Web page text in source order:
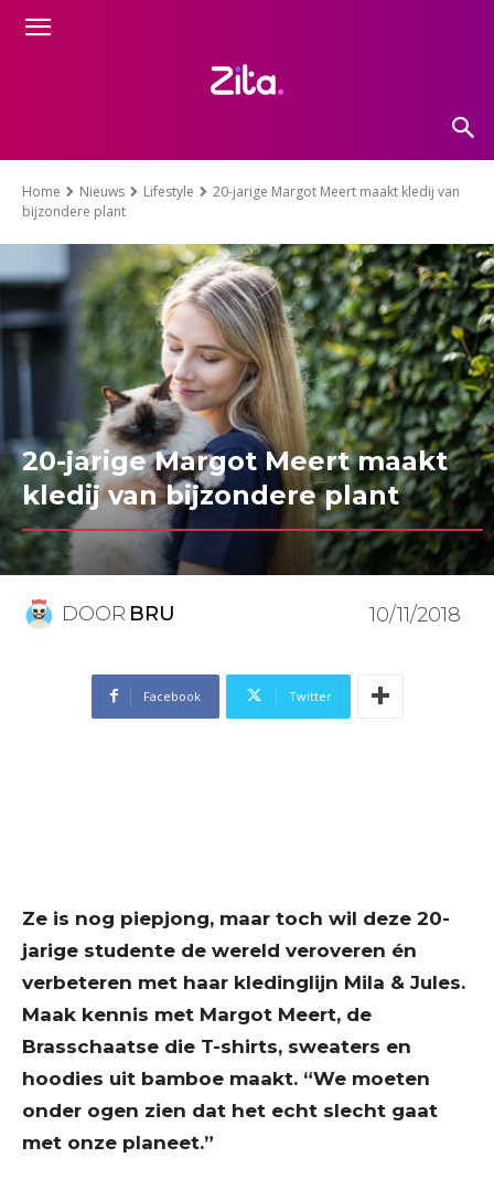
Home Nieuws Lifestyle
20-jarige Margot Meert maakt kledij van
bijzondere plant
20-jarige Margot Meert maakt
kledij van bijzondere plant
DOOR BRU 10/11/2018
Facebook Twitter
Ze is nog piepjong, maar toch wil deze 20-
jarige studente de wereld veroveren én
verbeteren met haar kledinglijn Mila & Jules.
Maak kennis met Margot Meert, de
Brasschaatse die T-shirts, sweaters en
hoodies uit bamboe maakt. “We moeten
onder ogen zien dat het echt slecht gaat
met onze planeet.”